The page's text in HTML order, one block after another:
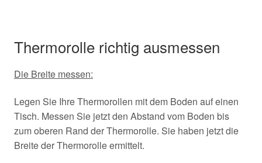
Thermorolle richtig ausmessen
Die Breite messen:
Legen Sie Ihre Thermorollen mit dem Boden auf einen
Tisch. Messen Sie jetzt den Abstand vom Boden bis
zum oberen Rand der Thermorolle. Sie haben jetzt die
Breite der Thermorolle ermittelt.